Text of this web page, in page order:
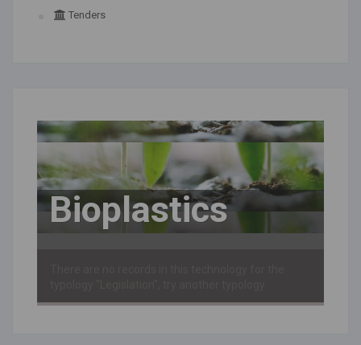
Tenders
Bioplastics